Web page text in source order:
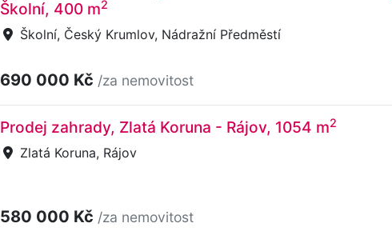
Školní, 400 m2
Školní, Český Krumlov, Nádražní Předměstí
690 000 Kč /za nemovitost
Prodej zahrady, Zlatá Koruna - Rájov, 1054 m2
Zlatá Koruna, Rájov
580 000 Kč /za nemovitost